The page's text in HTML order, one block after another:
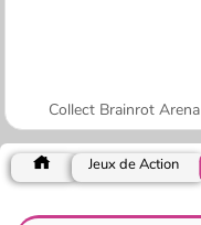
Collect Brainrot Arena
Jeux de Action